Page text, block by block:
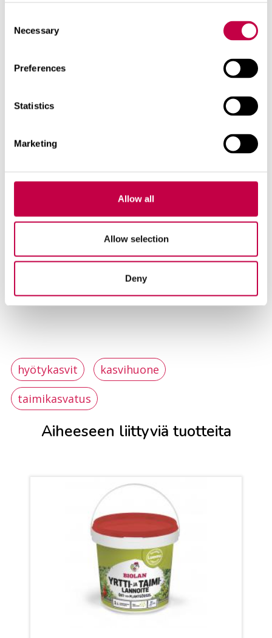
Selection
Necessary
Preferences
Statistics
Marketing
Allow all
Allow selection
Deny
tomaattipaprika, jonka
pyöreähköt ja melko
pienet. Hedelmiä
huolimatta lajike on
satoisa. Hedelmät ovat
makuisia. Ehtii tuottaa
satoa myös avomaalla.
Muita lajikkeita
'Saigon'
hyötykasvit
kasvihuone
taimikasvatus
Aiheeseen liittyviä tuotteita